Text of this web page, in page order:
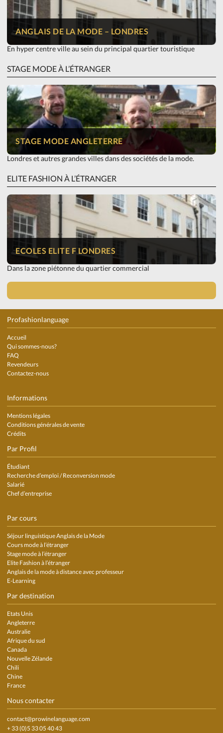
ANGLAIS DE LA MODE – LONDRES
En hyper centre ville au sein du principal quartier touristique
STAGE MODE À L’ÉTRANGER
STAGE MODE ANGLETERRE
Londres et autres grandes villes dans des sociétés de la mode.
ELITE FASHION À L’ÉTRANGER
ECOLES ELITE F LONDRES
Dans la zone piétonne du quartier commercial
Profashionlanguage
Accueil
Qui sommes-nous?
FAQ
Revendeurs
Contactez-nous
Informations
Mentions légales
Conditions générales de vente
Crédits
Par Profil
Étudiant
Recherche d’emploi / Reconversion mode
Salarié
Chef d’entreprise
Par cours
Séjour linguistique Anglais de la Mode
Cours mode à l’étranger
Stage mode à l’étranger
Elite Fashion à l’étranger
Anglais de la mode à distance avec professeur
E-Learning
Par destination
Etats Unis
Angleterre
Australie
Afrique du sud
Canada
Nouvelle Zélande
Chili
Chine
France
Nous contacter
contact@prowinelanguage.com
+ 33 (0)5 33 05 40 43